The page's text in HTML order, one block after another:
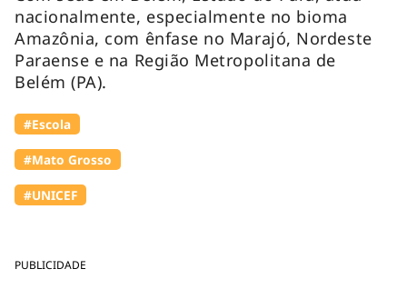
PUBLICIDADE
nacionalmente, especialmente no bioma
Amazônia, com ênfase no Marajó, Nordeste
Paraense e na Região Metropolitana de
Belém (PA).
#Escola
#Mato Grosso
#UNICEF